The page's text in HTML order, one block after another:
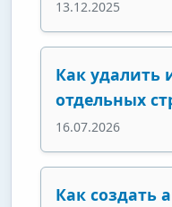
13.12.2025
Как удалить
отдельных
16.07.2026
Как создать